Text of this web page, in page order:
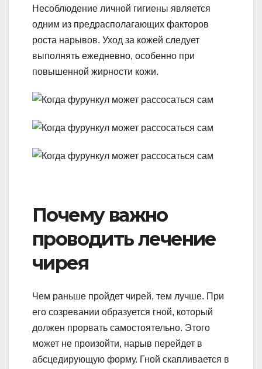
Несоблюдение личной гигиены является
одним из предрасполагающих факторов
роста нарывов. Уход за кожей следует
выполнять ежедневно, особенно при
повышенной жирности кожи.
Почему важно
проводить лечение
чирея
Чем раньше пройдет чирей, тем лучше. При
его созревании образуется гной, который
должен прорвать самостоятельно. Этого
может не произойти, нарыв перейдет в
абсцедирующую форму. Гной скапливается в